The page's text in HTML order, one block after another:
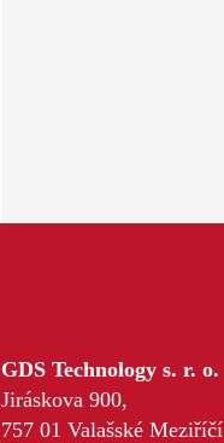
GDS Technology s. r. o.
Jiráskova 900,
757 01 Valašské Meziříčí